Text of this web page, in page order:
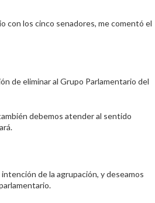
con los cinco senadores, me comentó el
de eliminar al Grupo Parlamentario del
debemos atender al sentido
de la agrupación, y deseamos